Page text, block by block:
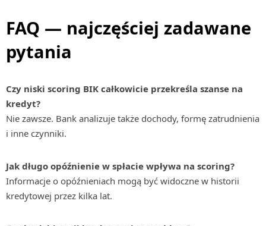
FAQ — najczęściej zadawane
pytania
Czy niski scoring BIK całkowicie przekreśla szanse na
kredyt?
Nie zawsze. Bank analizuje także dochody, formę zatrudnienia
i inne czynniki.
Jak długo opóźnienie w spłacie wpływa na scoring?
Informacje o opóźnieniach mogą być widoczne w historii
kredytowej przez kilka lat.